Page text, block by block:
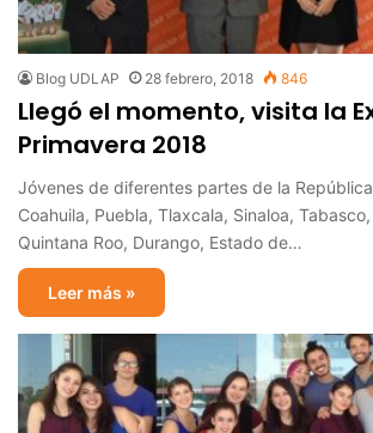
Blog UDLAP 28 febrero, 2018 846
Llegó el momento, visita la
Primavera 2018
Jóvenes de diferentes partes de la
Coahuila, Puebla, Tlaxcala, Sinaloa,
Quintana Roo, Durango, Estado de…
Leer más »